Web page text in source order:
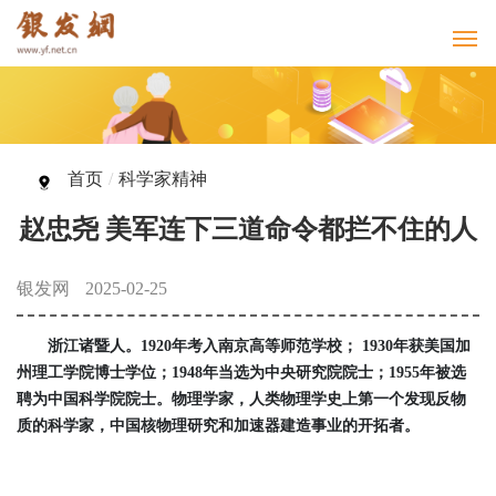
首页 / 科学家精神
赵忠尧 美军连下三道命令都拦不住的人
银发网 2025-02-25
浙江诸暨人。1920年考入南京高等师范学校； 1930年获美国加
州理工学院博士学位；1948年当选为中央研究院院士；1955年被选
聘为中国科学院院士。物理学家，人类物理学史上第一个发现反物
质的科学家，中国核物理研究和加速器建造事业的开拓者。